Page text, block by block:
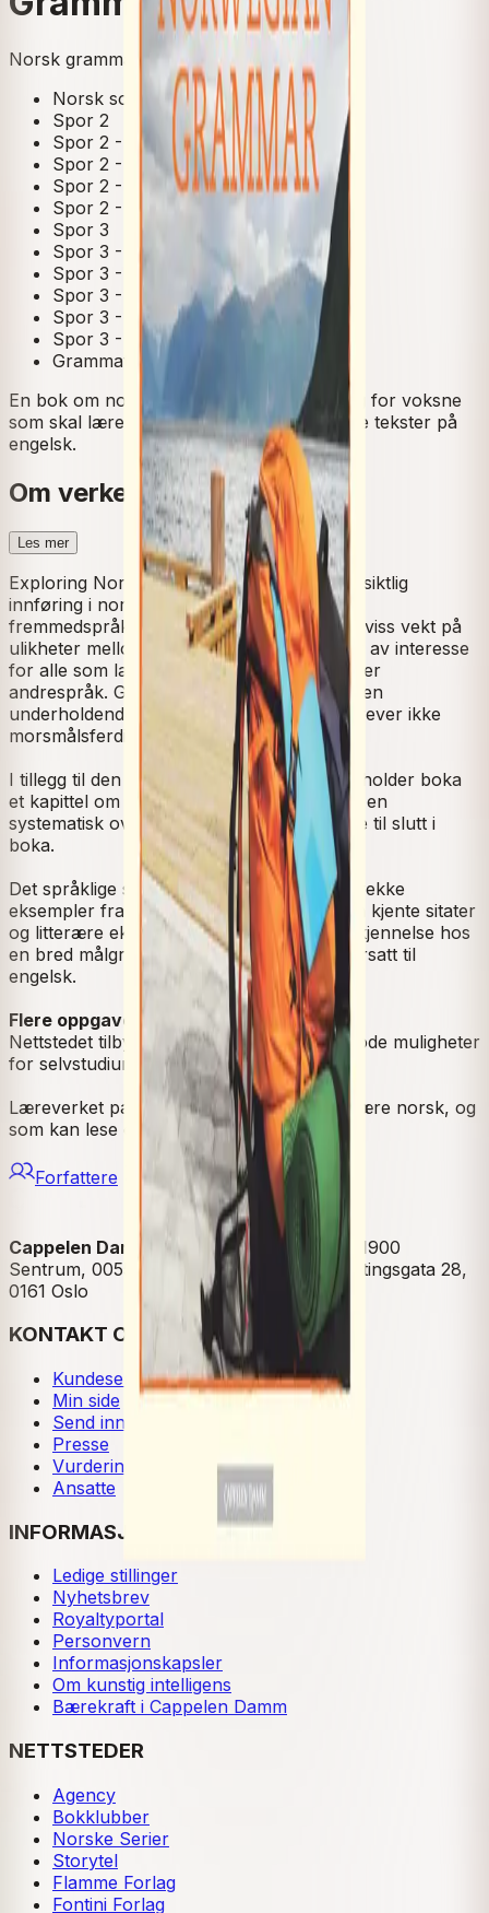
Norsk grammatikk nivå A1–C1
Norsk som andrespråk
Spor 2
Spor 2 - A1
Spor 2 - A2
Spor 2 - B1
Spor 2 - B2
Spor 3
Spor 3 - A1
Spor 3 - A2
Spor 3 - B1
Spor 3 - B2
Spor 3 - C1
Grammatikk
En bok om norsk grammatikk, en innføring for voksne
som skal lære norsk og som kan lese enkle tekster på
engelsk.
Om verket
Les mer
Exploring Norwegian Grammargir en oversiktlig
innføring i norsk grammatikk, sett i et
fremmedspråksperspektiv. Boka legger en viss vekt på
ulikheter mellom engelsk og norsk, men er av interesse
for alle som lærer norsk som fremmed- eller
andrespråk. Grammatikken er presentert i en
underholdende stil på et enkelt språk og krever ikke
morsmålsferdigheter i engelsk.
I tillegg til den sentrale grammatikken, inneholder boka
et kapittel om høflighetsfraser. Det er også en
systematisk oversikt over bøyningsmønstre til slutt i
boka.
Det språklige systemet er illustrert ved en rekke
eksempler fra moderne norsk, og gjennom kjente sitater
og litterære eksempler, som vil skape gjenkjennelse hos
en bred målgruppe. Alle eksempler er oversatt til
engelsk.
Flere oppgaver på nettstedet
Nettstedet tilbyr interaktive oppgaver og gode muligheter
for selvstudium og praktisk trening.
Læreverket passer for alle som ønsker å lære norsk, og
som kan lese enkel tekst på engelsk.
Forfattere
Cappelen Damm
| Postadresse: Postboks 1900
Sentrum, 0055 Oslo | Besøksadresse: Stortingsgata 28,
0161 Oslo
KONTAKT OSS
Kundeservice
Min side
Send inn manus
Presse
Vurderingseksemplar
Ansatte
INFORMASJON
Ledige stillinger
Nyhetsbrev
Royaltyportal
Personvern
Informasjonskapsler
Om kunstig intelligens
Bærekraft i Cappelen Damm
NETTSTEDER
Agency
Bokklubber
Norske Serier
Storytel
Flamme Forlag
Fontini Forlag